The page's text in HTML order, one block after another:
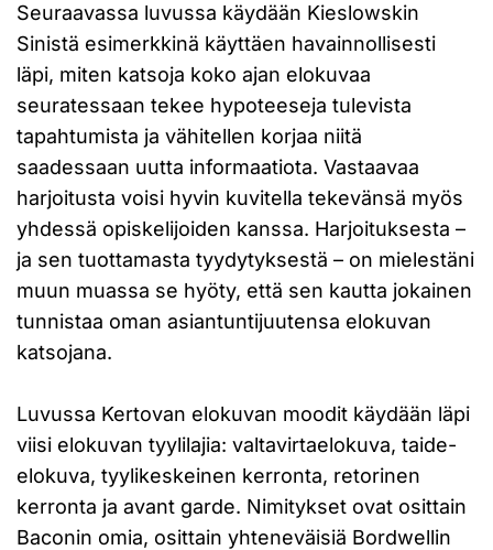
Seuraavassa luvussa käydään Kieslowskin
Sinistä esimerkkinä käyttäen havainnollisesti
läpi, miten katsoja koko ajan elokuvaa
seuratessaan tekee hypoteeseja tulevista
tapahtumista ja vähitellen korjaa niitä
saadessaan uutta informaatiota. Vastaavaa
harjoitusta voisi hyvin kuvitella tekevänsä myös
yhdessä opiskelijoiden kanssa. Harjoituksesta –
ja sen tuottamasta tyydytyksestä – on mielestäni
muun muassa se hyöty, että sen kautta jokainen
tunnistaa oman asiantuntijuutensa elokuvan
katsojana.
Luvussa Kertovan elokuvan moodit käydään läpi
viisi elokuvan tyylilajia: valtavirtaelokuva, taide-
elokuva, tyylikeskeinen kerronta, retorinen
kerronta ja avant garde. Nimitykset ovat osittain
Baconin omia, osittain yhteneväisiä Bordwellin